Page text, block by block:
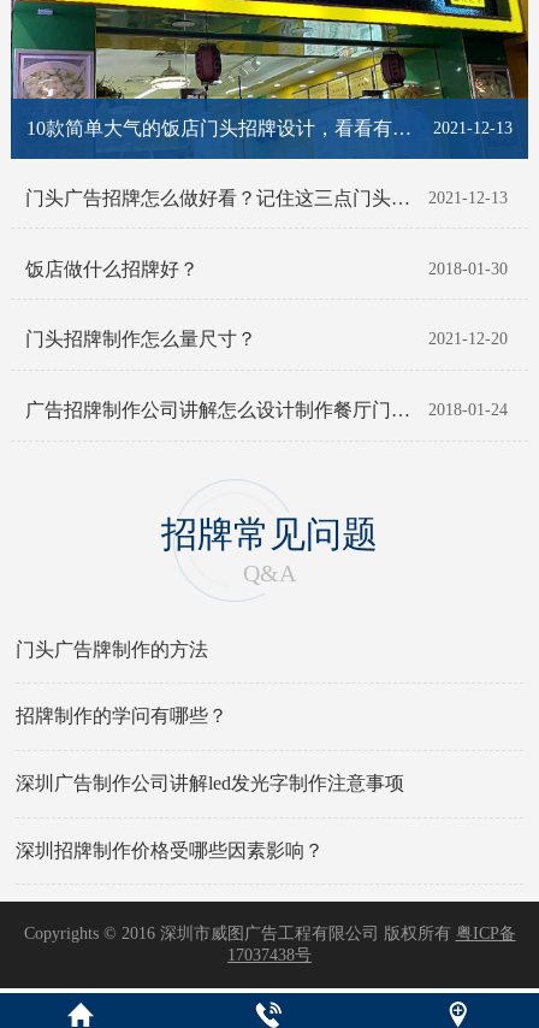
2021-12-13
10款简单大气的饭店门头招牌设计，看看有你喜欢的那一款吗？
2021-12-13
门头广告招牌怎么做好看？记住这三点门头招牌脱颖而出！
2018-01-30
饭店做什么招牌好？
2021-12-20
门头招牌制作怎么量尺寸？
2018-01-24
广告招牌制作公司讲解怎么设计制作餐厅门头招牌
招牌常见问题
Q&A
门头广告牌制作的方法
招牌制作的学问有哪些？
深圳广告制作公司讲解led发光字制作注意事项
深圳招牌制作价格受哪些因素影响？
Copyrights © 2016 深圳市威图广告工程有限公司 版权所有 粤ICP备
17037438号